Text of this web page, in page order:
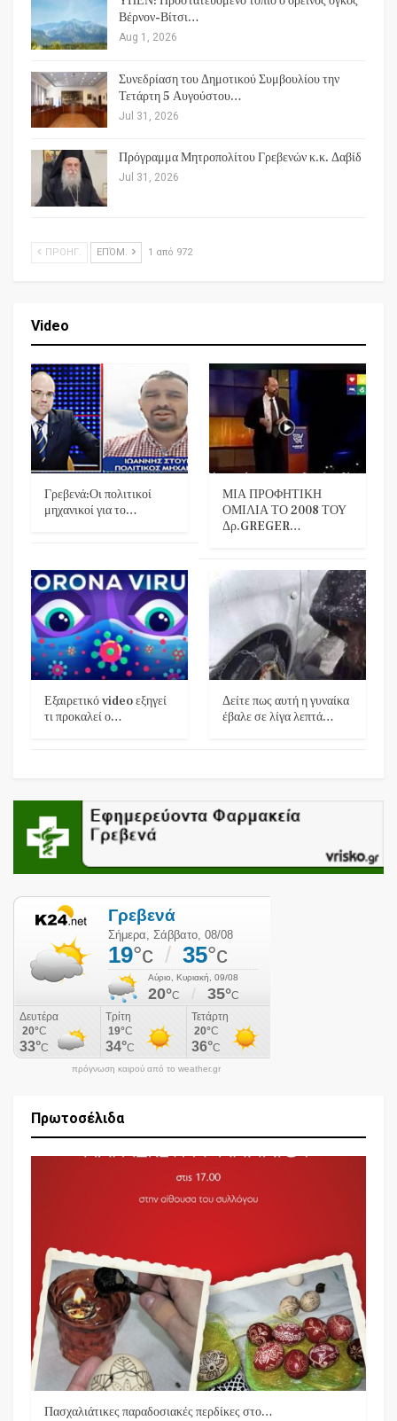
Βέρνον-Βίτσι…
Aug 1, 2026
Συνεδρίαση του Δημοτικού Συμβουλίου την
Τετάρτη 5 Αυγούστου…
Jul 31, 2026
Πρόγραμμα Μητροπολίτου Γρεβενών κ.κ. Δαβίδ
Jul 31, 2026
ΠΡΟΗΓ. ΕΠΌΜ. 1 από 972
Video
Γρεβενά:Οι πολιτικοί
μηχανικοί για το…
ΜΙΑ ΠΡΟΦΗΤΙΚΗ
ΟΜΙΛΙΑ ΤΟ 2008 ΤΟΥ
Δρ.GREGER…
Εξαιρετικό video εξηγεί
τι προκαλεί ο…
Δείτε πως αυτή η γυναίκα
έβαλε σε λίγα λεπτά…
πρόγνωση καιρού από το weather.gr
Πρωτοσέλιδα
Πασχαλιάτικες παραδοσιακές περδίκες στο…